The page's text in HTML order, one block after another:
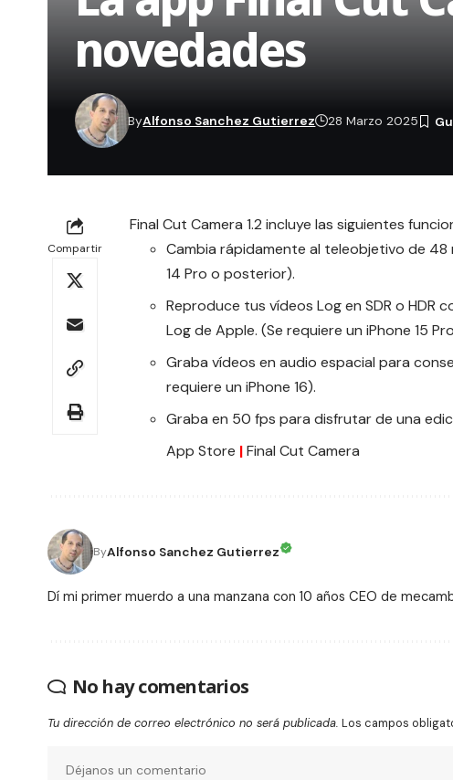
novedades
ByAlfonso Sanchez Gutierrez 28 Marzo 2025
Compartir
Final Cut Camera 1.2 incluye las siguientes
Cambia rápidamente al teleobjetivo de
14 Pro o posterior).
Reproduce tus vídeos Log en SDR o HDR
Log de Apple. (Se requiere un iPhone 15
Graba vídeos en audio espacial para
requiere un iPhone 16).
Graba en 50 fps para disfrutar de una
App Store |Final Cut Camera
ByAlfonso Sanchez Gutierrez
Dí mi primer muerdo a una manzana con 10 años CEO de
No hay comentarios
Tu dirección de correo electrónico no será publicada. Los campos